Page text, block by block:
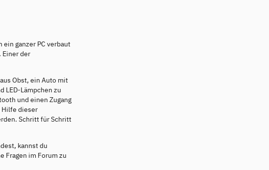
ganzer PC verbaut
Einer der
Obst, ein Auto mit
LED-Lämpchen zu
und einen Zugang
Hilfe dieser
Schritt für Schritt
kannst du
Fragen im Forum zu